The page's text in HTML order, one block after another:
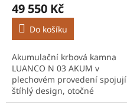
49 550 Kč
Do košíku
Akumulační krbová kamna
LUANCO N 03 AKUM v
plechovém provedení spojují
štíhlý design, otočné
topeniště a možnost